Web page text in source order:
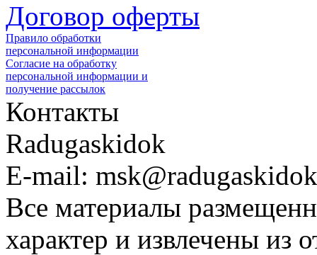
Договор оферты
Правило обработки
персональной информации
Согласие на обработку
персональной информации и
получение рассылок
Контакты
Radugaskidok
E-mail:
Все материалы
характер и извлечены из